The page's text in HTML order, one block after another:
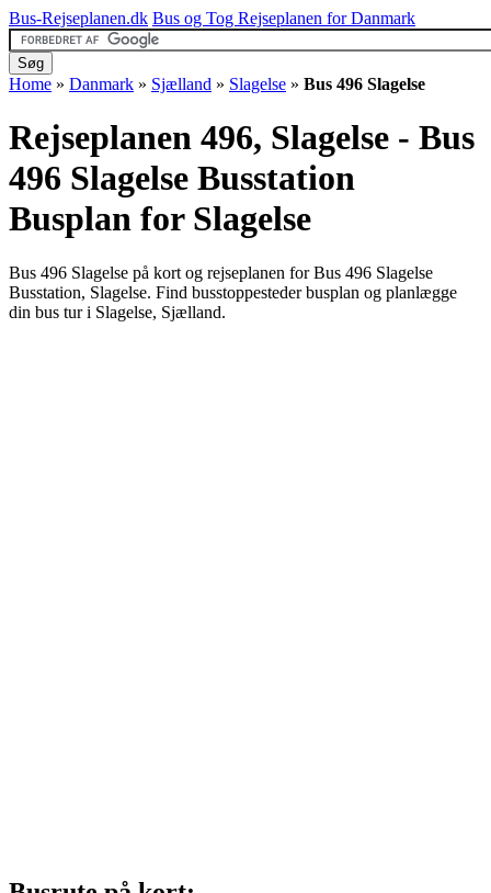
Bus-Rejseplanen.dk Bus og Tog Rejseplanen for Danmark
Home » Danmark » Sjælland » Slagelse » Bus 496 Slagelse
Rejseplanen 496, Slagelse - Bus
496 Slagelse Busstation
Busplan for Slagelse
Bus 496 Slagelse på kort og rejseplanen for Bus 496 Slagelse
Busstation, Slagelse. Find busstoppesteder busplan og planlægge
din bus tur i Slagelse, Sjælland.